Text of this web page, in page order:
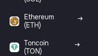
Ethereum
(ETH)
Toncoin
(TON)